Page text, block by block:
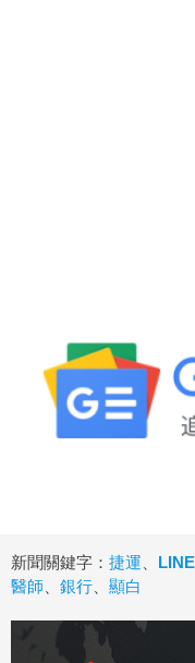
新聞關鍵字： 捷運 LINE
醫師
銀行 顯白